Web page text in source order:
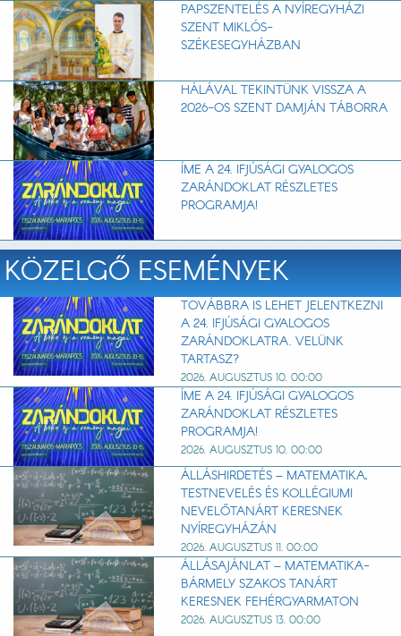
PAPSZENTELÉS A NYÍREGYHÁZI
SZENT MIKLÓS-
SZÉKESEGYHÁZBAN
HÁLÁVAL TEKINTÜNK VISSZA A
2026-OS SZENT DAMJÁN TÁBORRA
ÍME A 24. IFJÚSÁGI GYALOGOS
ZARÁNDOKLAT RÉSZLETES
PROGRAMJA!
KÖZELGŐ ESEMÉNYEK
TOVÁBBRA IS LEHET JELENTKEZNI
A 24. IFJÚSÁGI GYALOGOS
ZARÁNDOKLATRA. VELÜNK
TARTASZ?
2026. AUGUSZTUS 10. 00:00
ÍME A 24. IFJÚSÁGI GYALOGOS
ZARÁNDOKLAT RÉSZLETES
PROGRAMJA!
2026. AUGUSZTUS 10. 00:00
ÁLLÁSHIRDETÉS – MATEMATIKA,
TESTNEVELÉS ÉS KOLLÉGIUMI
NEVELŐTANÁRT KERESNEK
NYÍREGYHÁZÁN
2026. AUGUSZTUS 11. 00:00
ÁLLÁSAJÁNLAT – MATEMATIKA-
BÁRMELY SZAKOS TANÁRT
KERESNEK FEHÉRGYARMATON
2026. AUGUSZTUS 13. 00:00